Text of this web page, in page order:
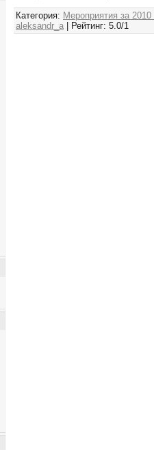
Категория: Мероприятия за 2010
aleksandr_a | Рейтинг: 5.0/1